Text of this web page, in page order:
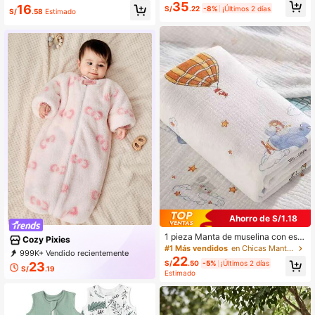
ciones, No elástica, Suave & Transp
te de sudor, Lavable, 20*23cm
S/16.58 Estimado
Cozy Pixies
999K+ Vendido recientemente
999K+ Recompra
S/23.19
Valentín
S/35.22 -8% ¡Últimos 2 días
Ahorro de S/1.18
1 pieza Manta de muselina con esta
mpado lindo para bebé recién nacid
o de 100*100cm
#1 Más vendidos en Chicas Mantas para envolver bebés
S/22.50 -5% ¡Últimos 2 días
Estimado